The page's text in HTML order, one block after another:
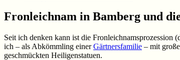
Fronleichnam in Bamberg und
Seit ich denken kann ist die Fronleichnamsprozession
ich – als Abkömmling einerGärtnersfamilie – mit
geschmückten Heiligenstatuen.